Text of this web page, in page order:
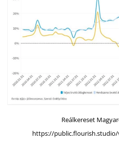
Reálkereset
https://public.flourish.studio/